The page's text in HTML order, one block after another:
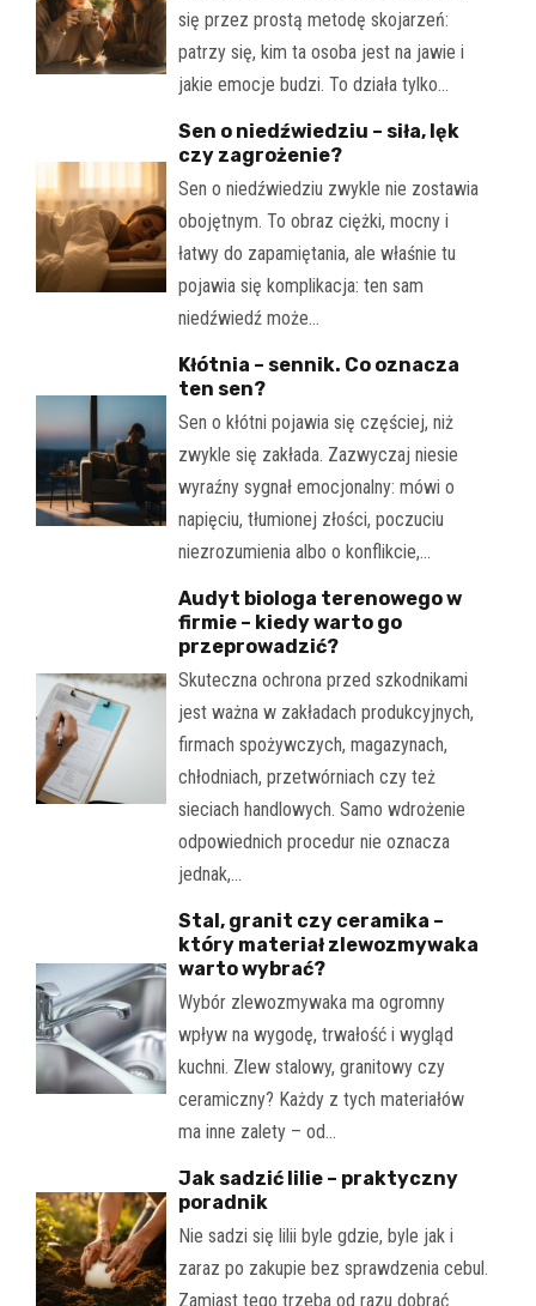
się przez prostą metodę skojarzeń:
patrzy się, kim ta osoba jest na jawie i
jakie emocje budzi. To działa tylko…
Sen o niedźwiedziu – siła, lęk
czy zagrożenie?
Sen o niedźwiedziu zwykle nie zostawia
obojętnym. To obraz ciężki, mocny i
łatwy do zapamiętania, ale właśnie tu
pojawia się komplikacja: ten sam
niedźwiedź może…
Kłótnia – sennik. Co oznacza
ten sen?
Sen o kłótni pojawia się częściej, niż
zwykle się zakłada. Zazwyczaj niesie
wyraźny sygnał emocjonalny: mówi o
napięciu, tłumionej złości, poczuciu
niezrozumienia albo o konflikcie,…
Audyt biologa terenowego w
firmie – kiedy warto go
przeprowadzić?
Skuteczna ochrona przed szkodnikami
jest ważna w zakładach produkcyjnych,
firmach spożywczych, magazynach,
chłodniach, przetwórniach czy też
sieciach handlowych. Samo wdrożenie
odpowiednich procedur nie oznacza
jednak,…
Stal, granit czy ceramika –
który materiał zlewozmywaka
warto wybrać?
Wybór zlewozmywaka ma ogromny
wpływ na wygodę, trwałość i wygląd
kuchni. Zlew stalowy, granitowy czy
ceramiczny? Każdy z tych materiałów
ma inne zalety – od…
Jak sadzić lilie – praktyczny
poradnik
Nie sadzi się lilii byle gdzie, byle jak i
zaraz po zakupie bez sprawdzenia cebul.
Zamiast tego trzeba od razu dobrać